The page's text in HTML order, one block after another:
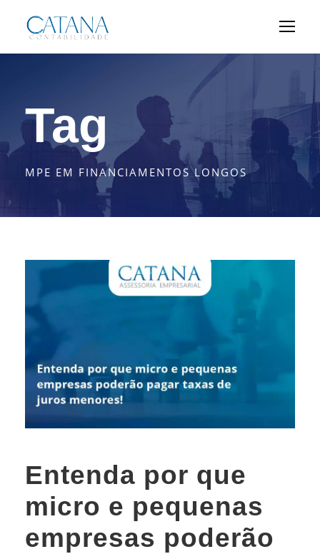
Tag
MPE EM FINANCIAMENTOS LONGOS
Entenda por que
micro e pequenas
empresas poderão